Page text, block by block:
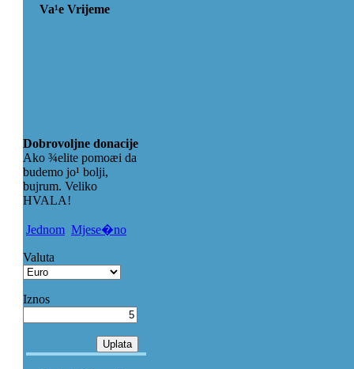
Va¹e Vrijeme
Dobrovoljne donacije
Ako ¾elite pomoæi da
budemo jo¹ bolji,
bujrum. Veliko
HVALA!
Jednom Mjese�no
Valuta
Iznos